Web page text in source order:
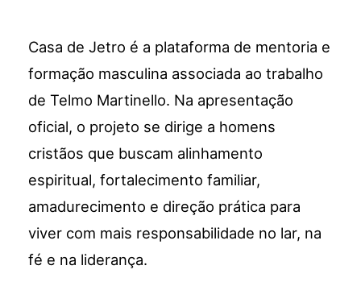
Casa de Jetro é a plataforma de mentoria e
formação masculina associada ao trabalho
de Telmo Martinello. Na apresentação
oficial, o projeto se dirige a homens
cristãos que buscam alinhamento
espiritual, fortalecimento familiar,
amadurecimento e direção prática para
viver com mais responsabilidade no lar, na
fé e na liderança.